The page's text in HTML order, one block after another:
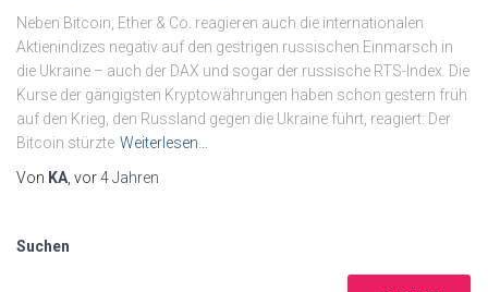
Neben Bitcoin, Ether & Co. reagieren auch die internationalen
Aktienindizes negativ auf den gestrigen russischen Einmarsch in
die Ukraine – auch der DAX und sogar der russische RTS-Index. Die
Kurse der gängigsten Kryptowährungen haben schon gestern früh
auf den Krieg, den Russland gegen die Ukraine führt, reagiert: Der
Bitcoin stürzte Weiterlesen…
Von KA , vor4 Jahren
Suchen